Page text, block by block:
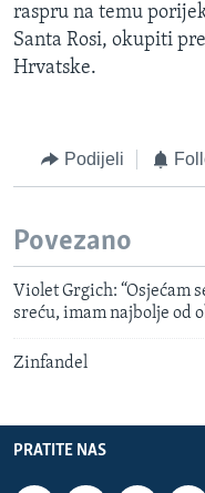
raspru na temu
Santa Rosi, okupiti
Hrvatske.
Podijeli
Povezano
Violet Grgich: “Osjećam
sreću, imam najbolje od
Zinfandel
PRATITE NAS